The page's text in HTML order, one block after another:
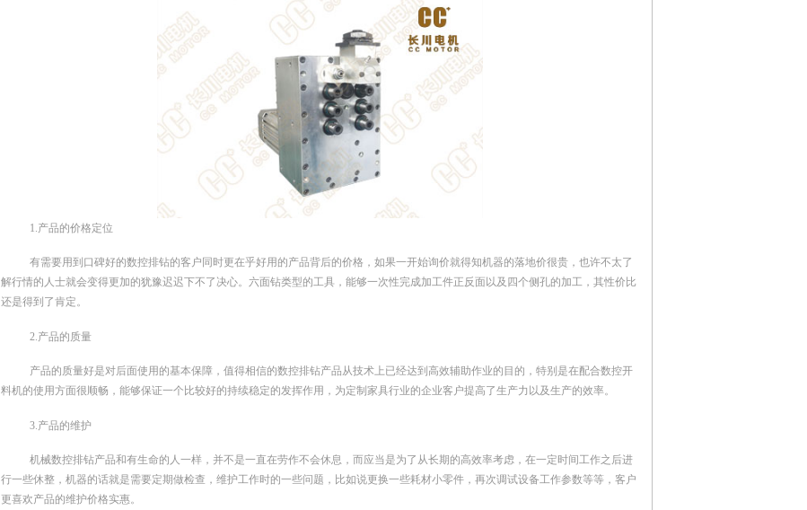
1.产品的价格定位
有需要用到口碑好的数控排钻的客户同时更在乎好用的产品背后的价格，如果一开始询价就得知机器的落地价很贵，也许不太了
解行情的人士就会变得更加的犹豫迟迟下不了决心。六面钻类型的工具，能够一次性完成加工件正反面以及四个侧孔的加工，其性价比
还是得到了肯定。
2.产品的质量
产品的质量好是对后面使用的基本保障，值得相信的数控排钻产品从技术上已经达到高效辅助作业的目的，特别是在配合数控开
料机的使用方面很顺畅，能够保证一个比较好的持续稳定的发挥作用，为定制家具行业的企业客户提高了生产力以及生产的效率。
3.产品的维护
机械数控排钻产品和有生命的人一样，并不是一直在劳作不会休息，而应当是为了从长期的高效率考虑，在一定时间工作之后进
行一些休整，机器的话就是需要定期做检查，维护工作时的一些问题，比如说更换一些耗材小零件，再次调试设备工作参数等等，客户
更喜欢产品的维护价格实惠。